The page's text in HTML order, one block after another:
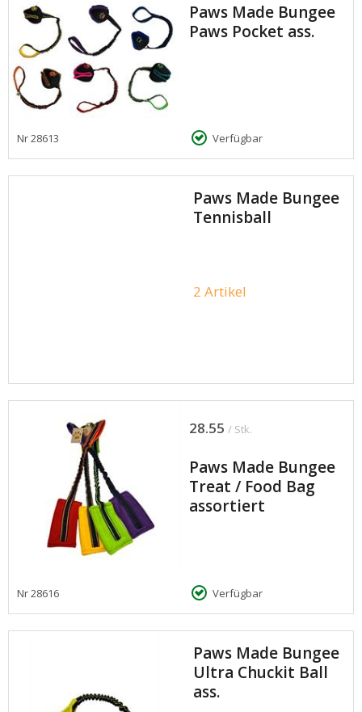
Paws Made Bungee
Paws Pocket ass.
Nr28613 Verfügbar
Paws Made Bungee
Tennisball
2 Artikel
28.55 / Stk.
Paws Made Bungee
Treat / Food Bag
assortiert
Nr28616 Verfügbar
Paws Made Bungee
Ultra Chuckit Ball
ass.